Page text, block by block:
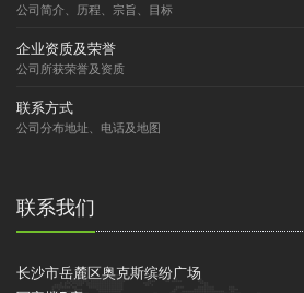
公司简介、历程、宗旨、目标
企业资质及荣誉
公司所获荣誉及资质
联系方式
公司分布地址、电话及地图
联系我们
长沙市岳麓区奥克斯缤纷广场